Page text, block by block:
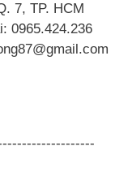
7, TP. HCM
0965.424.236